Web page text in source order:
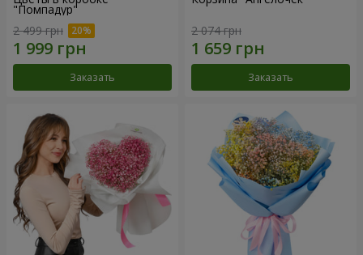
"Помпадур"
2 499 грн
Заказать
2 074 грн
Заказать